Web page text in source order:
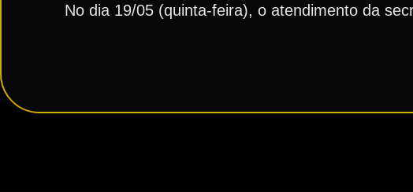
No dia 19/05 (quinta-feira), o atendimento da